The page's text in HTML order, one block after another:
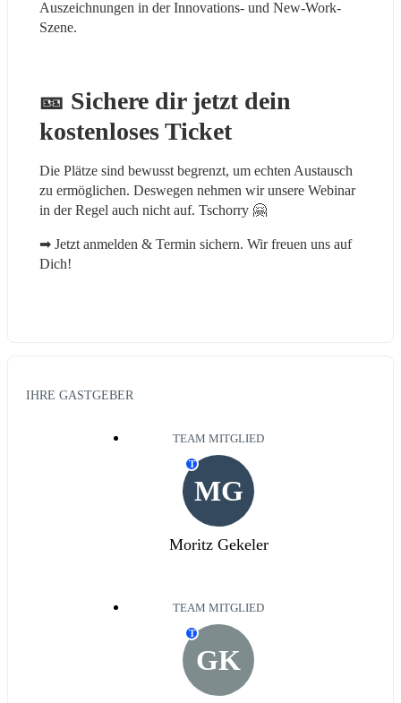
Auszeichnungen in der Innovations- und New-Work-
Szene.
🎫 Sichere dir jetzt dein
kostenloses Ticket
Die Plätze sind bewusst begrenzt, um echten Austausch
zu ermöglichen. Deswegen nehmen wir unsere Webinar
in der Regel auch nicht auf. Tschorry 🤗
➡ Jetzt anmelden & Termin sichern. Wir freuen uns auf
Dich!
IHRE GASTGEBER
TEAM MITGLIED
MG
T
Moritz Gekeler
TEAM MITGLIED
GK
T